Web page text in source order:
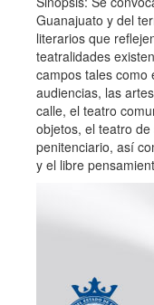
Guanajuato y del
literarios que
teatralidades
campos tales como
audiencias, las
calle, el teatro
objetos, el teatro
penitenciario, así
y el libre